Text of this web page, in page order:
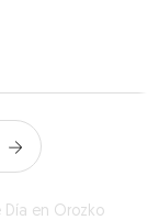
en Orozko